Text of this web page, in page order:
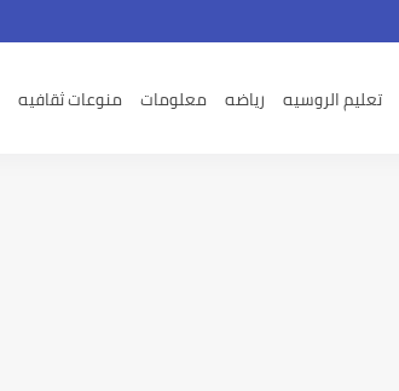
تعليم الروسيه رياضه معلومات منوعات ثقافيه